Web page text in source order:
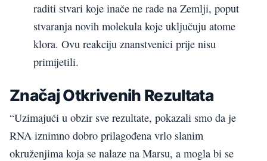
raditi stvari koje inače ne rade na Zemlji, poput
stvaranja novih molekula koje uključuju atome
klora. Ovu reakciju znanstvenici prije nisu
primijetili.
Značaj Otkrivenih Rezultata
“Uzimajući u obzir sve rezultate, pokazali smo da je
RNA iznimno dobro prilagođena vrlo slanim
okruženjima koja se nalaze na Marsu, a mogla bi se